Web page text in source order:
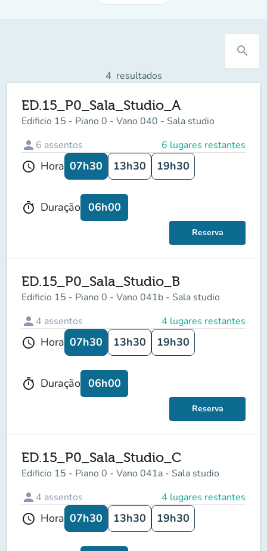
search
4 resultados
ED.15_P0_Sala_Studio_A
Edificio 15 - Piano 0 - Vano 040 - Sala studio
person 6 assentos 6 lugares restantes
schedule Hora 07h30 13h30 19h30
timer Duração 06h00
Reserva
ED.15_P0_Sala_Studio_B
Edificio 15 - Piano 0 - Vano 041b - Sala studio
person 4 assentos 4 lugares restantes
schedule Hora 07h30 13h30 19h30
timer Duração 06h00
Reserva
ED.15_P0_Sala_Studio_C
Edificio 15 - Piano 0 - Vano 041a - Sala studio
person 4 assentos 4 lugares restantes
schedule Hora 07h30 13h30 19h30